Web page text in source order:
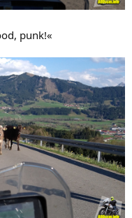
punk!«